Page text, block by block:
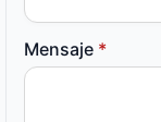
Mensaje *